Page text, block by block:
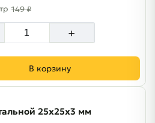
149 ₽
+
В корзину
25х25х3 мм